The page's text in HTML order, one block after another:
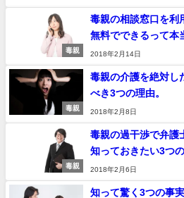
毒親
毒親の相談窓口を利
無料でできるって本
2018年2月14日
毒親
毒親の介護を絶対し
べき3つの理由。
2018年2月8日
毒親
毒親の過干渉で弁護
知っておきたい3つ
2018年2月6日
知って驚く3つの事